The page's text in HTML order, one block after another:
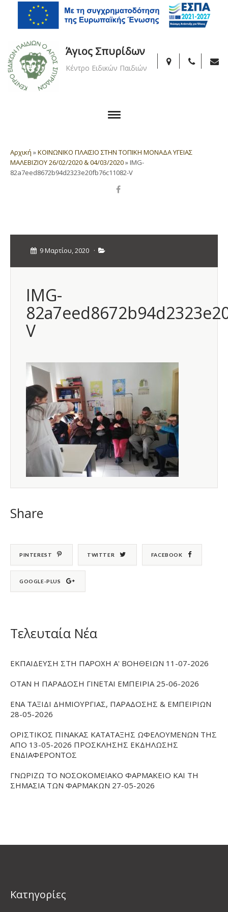
Άγιος Σπυρίδων
Κέντρο Ειδικών Παιδιών
Αρχική »ΚΟΙΝΩΝΙΚΟ ΠΛΑΙΣΙΟ ΣΤΗΝ ΤΟΠΙΚΗ ΜΟΝΑΔΑ ΥΓΕΙΑΣ
ΜΑΛΕΒΙΖΙΟΥ 26/02/2020 & 04/03/2020»IMG-
82a7eed8672b94d2323e20fb76c11082-V
9 Μαρτίου, 2020 ·
IMG-
V
Share
PINTEREST TWITTER FACEBOOK
GOOGLE-PLUS
Τελευταία Νέα
ΕΚΠΑΙΔΕΥΣΗ ΣΤΗ ΠΑΡΟΧΗ Α' ΒΟΗΘΕΙΩΝ 11-07-2026
ΟΤΑΝ Η ΠΑΡΑΔΟΣΗ ΓΙΝΕΤΑΙ ΕΜΠΕΙΡΙΑ 25-06-2026
ΕΝΑ ΤΑΞΙΔΙ ΔΗΜΙΟΥΡΓΙΑΣ, ΠΑΡΑΔΟΣΗΣ & ΕΜΠΕΙΡΙΩΝ
28-05-2026
ΟΡΙΣΤΙΚΟΣ ΠΙΝΑΚΑΣ ΚΑΤΑΤΑΞΗΣ ΩΦΕΛΟΥΜΕΝΩΝ ΤΗΣ
ΑΠΟ 13-05-2026 ΠΡΟΣΚΛΗΣΗΣ ΕΚΔΗΛΩΣΗΣ
ΕΝΔΙΑΦΕΡΟΝΤΟΣ
ΓΝΩΡΙΖΩ ΤΟ ΝΟΣΟΚΟΜΕΙΑΚΟ ΦΑΡΜΑΚΕΙΟ ΚΑΙ ΤΗ
ΣΗΜΑΣΙΑ ΤΩΝ ΦΑΡΜΑΚΩΝ 27-05-2026
Kατηγορίες